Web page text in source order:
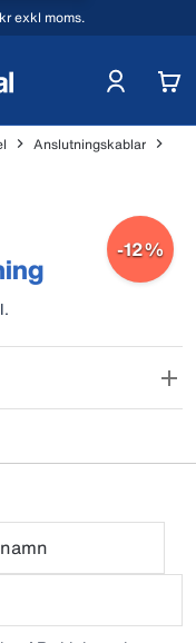
exkl moms.
Anslutningskablar
-12%